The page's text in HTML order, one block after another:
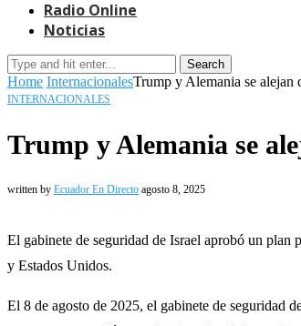
Radio Online
Noticias
Search
Home InternacionalesTrump y Alemania se alejan
INTERNACIONALES
Trump y Alemania se
written by Ecuador En Directo agosto 8, 2025
El gabinete de seguridad de Israel aprobó un plan
y Estados Unidos.
El 8 de agosto de 2025, el gabinete de seguridad